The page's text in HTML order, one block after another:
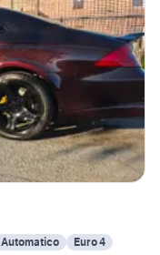
Automatico Euro 4